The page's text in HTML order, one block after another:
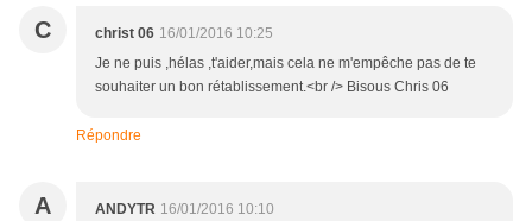
C christ 06 16/01/2016 10:25
Je ne puis ,hélas ,t'aider,mais cela ne m'empêche pas de te
souhaiter un bon rétablissement.<br /> Bisous Chris 06
Répondre
A ANDYTR 16/01/2016 10:10